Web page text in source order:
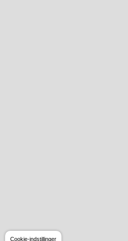
Cookie-indstillinger